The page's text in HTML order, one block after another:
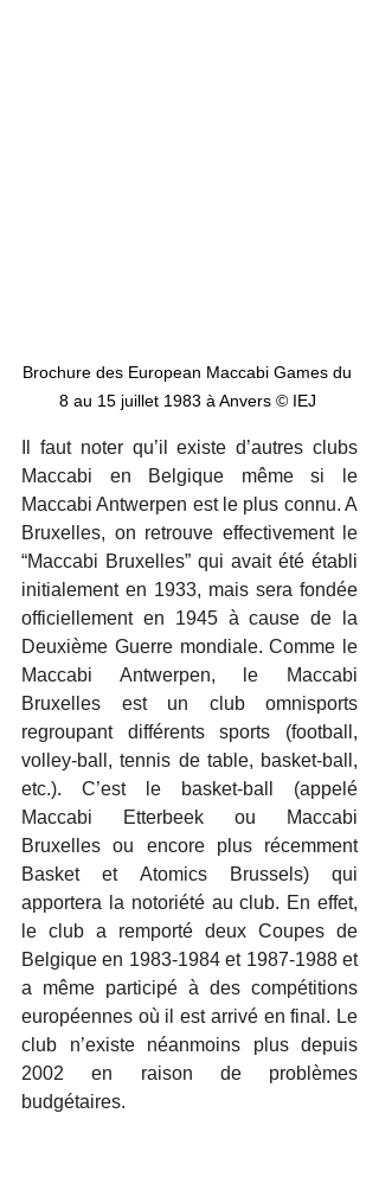
Brochure des European Maccabi Games du
8 au 15 juillet 1983 à Anvers © IEJ
Il faut noter qu’il existe d’autres clubs
Maccabi en Belgique même si le
Maccabi Antwerpen est le plus connu. A
Bruxelles, on retrouve effectivement le
“Maccabi Bruxelles” qui avait été établi
initialement en 1933, mais sera fondée
officiellement en 1945 à cause de la
Deuxième Guerre mondiale. Comme le
Maccabi Antwerpen, le Maccabi
Bruxelles est un club omnisports
regroupant différents sports (football,
volley-ball, tennis de table, basket-ball,
etc.). C’est le basket-ball (appelé
Maccabi Etterbeek ou Maccabi
Bruxelles ou encore plus récemment
Basket et Atomics Brussels) qui
apportera la notoriété au club. En effet,
le club a remporté deux Coupes de
Belgique en 1983-1984 et 1987-1988 et
a même participé à des compétitions
européennes où il est arrivé en final. Le
club n’existe néanmoins plus depuis
2002 en raison de problèmes
budgétaires.